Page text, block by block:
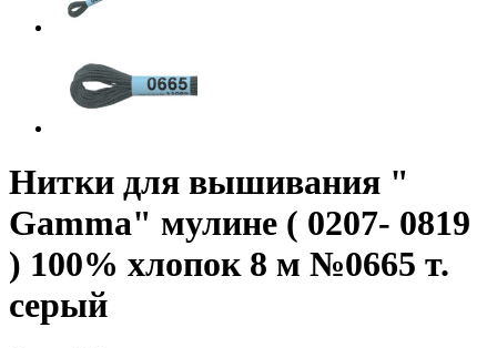
Нитки для вышивания "
Gamma" мулине ( 0207- 0819
) 100% хлопок 8 м №0665 т.
серый